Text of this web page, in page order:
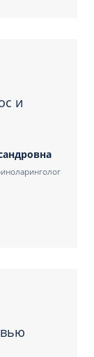
и